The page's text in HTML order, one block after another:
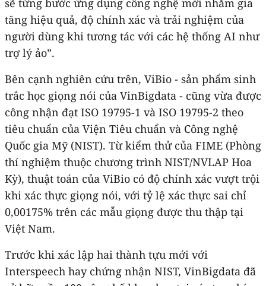
tăng hiệu quả, độ chính xác và trải nghiệm của
người dùng khi tương tác với các hệ thống AI như
trợ lý ảo”.
Bên cạnh nghiên cứu trên, ViBio - sản phẩm sinh
trắc học giọng nói của VinBigdata - cũng vừa được
công nhận đạt ISO 19795-1 và ISO 19795-2 theo
tiêu chuẩn của Viện Tiêu chuẩn và Công nghệ
Quốc gia Mỹ (NIST). Từ kiểm thử của FIME (Phòng
thí nghiệm thuộc chương trình NIST/NVLAP Hoa
Kỳ), thuật toán của ViBio có độ chính xác vượt trội
khi xác thực giọng nói, với tỷ lệ xác thực sai chỉ
0,00175% trên các mẫu giọng được thu thập tại
Việt Nam.
Trước khi xác lập hai thành tựu mới với
Interspeech hay chứng nhận NIST, VinBigdata đã